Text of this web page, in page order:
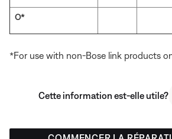
O*
*For use with non-Bose link products
Cette information est-elle utile?